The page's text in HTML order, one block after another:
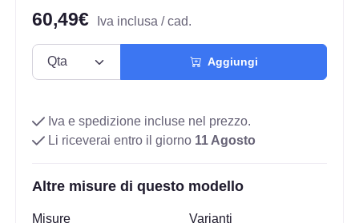
60,49€ Iva inclusa / cad.
Aggiungi
Iva e spedizione incluse nel prezzo.
Li riceverai entro il giorno 11 Agosto
Altre misure di questo modello
Misure Varianti